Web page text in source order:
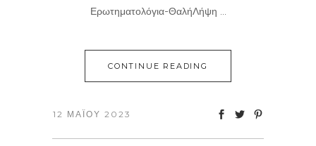
Ερωτηματολόγια-ΘαλήΛήψη ...
CONTINUE READING
12 ΜΑΪ́ΟΥ 2023